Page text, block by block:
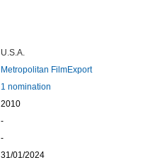
U.S.A.
Metropolitan FilmExport
1 nomination
2010
-
-
31/01/2024